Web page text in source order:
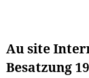
Au site
Besatzung